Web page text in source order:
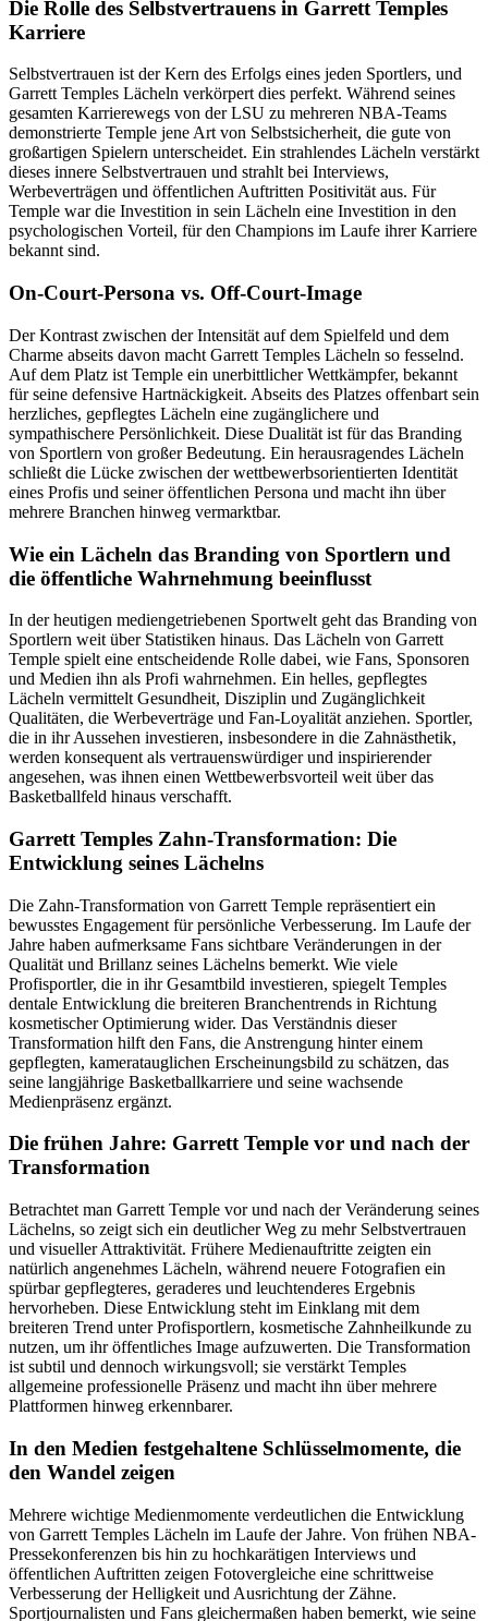
Die Rolle des Selbstvertrauens in Garrett Temples
Karriere
Selbstvertrauen ist der Kern des Erfolgs eines jeden Sportlers, und
Garrett Temples Lächeln verkörpert dies perfekt. Während seines
gesamten Karrierewegs von der LSU zu mehreren NBA-Teams
demonstrierte Temple jene Art von Selbstsicherheit, die gute von
großartigen Spielern unterscheidet. Ein strahlendes Lächeln verstärkt
dieses innere Selbstvertrauen und strahlt bei Interviews,
Werbeverträgen und öffentlichen Auftritten Positivität aus. Für
Temple war die Investition in sein Lächeln eine Investition in den
psychologischen Vorteil, für den Champions im Laufe ihrer Karriere
bekannt sind.
On-Court-Persona vs. Off-Court-Image
Der Kontrast zwischen der Intensität auf dem Spielfeld und dem
Charme abseits davon macht Garrett Temples Lächeln so fesselnd.
Auf dem Platz ist Temple ein unerbittlicher Wettkämpfer, bekannt
für seine defensive Hartnäckigkeit. Abseits des Platzes offenbart sein
herzliches, gepflegtes Lächeln eine zugänglichere und
sympathischere Persönlichkeit. Diese Dualität ist für das Branding
von Sportlern von großer Bedeutung. Ein herausragendes Lächeln
schließt die Lücke zwischen der wettbewerbsorientierten Identität
eines Profis und seiner öffentlichen Persona und macht ihn über
mehrere Branchen hinweg vermarktbar.
Wie ein Lächeln das Branding von Sportlern und
die öffentliche Wahrnehmung beeinflusst
In der heutigen mediengetriebenen Sportwelt geht das Branding von
Sportlern weit über Statistiken hinaus. Das Lächeln von Garrett
Temple spielt eine entscheidende Rolle dabei, wie Fans, Sponsoren
und Medien ihn als Profi wahrnehmen. Ein helles, gepflegtes
Lächeln vermittelt Gesundheit, Disziplin und Zugänglichkeit
Qualitäten, die Werbeverträge und Fan-Loyalität anziehen. Sportler,
die in ihr Aussehen investieren, insbesondere in die Zahnästhetik,
werden konsequent als vertrauenswürdiger und inspirierender
angesehen, was ihnen einen Wettbewerbsvorteil weit über das
Basketballfeld hinaus verschafft.
Garrett Temples Zahn-Transformation: Die
Entwicklung seines Lächelns
Die Zahn-Transformation von Garrett Temple repräsentiert ein
bewusstes Engagement für persönliche Verbesserung. Im Laufe der
Jahre haben aufmerksame Fans sichtbare Veränderungen in der
Qualität und Brillanz seines Lächelns bemerkt. Wie viele
Profisportler, die in ihr Gesamtbild investieren, spiegelt Temples
dentale Entwicklung die breiteren Branchentrends in Richtung
kosmetischer Optimierung wider. Das Verständnis dieser
Transformation hilft den Fans, die Anstrengung hinter einem
gepflegten, kameratauglichen Erscheinungsbild zu schätzen, das
seine langjährige Basketballkarriere und seine wachsende
Medienpräsenz ergänzt.
Die frühen Jahre: Garrett Temple vor und nach der
Transformation
Betrachtet man Garrett Temple vor und nach der Veränderung seines
Lächelns, so zeigt sich ein deutlicher Weg zu mehr Selbstvertrauen
und visueller Attraktivität. Frühere Medienauftritte zeigten ein
natürlich angenehmes Lächeln, während neuere Fotografien ein
spürbar gepflegteres, geraderes und leuchtenderes Ergebnis
hervorheben. Diese Entwicklung steht im Einklang mit dem
breiteren Trend unter Profisportlern, kosmetische Zahnheilkunde zu
nutzen, um ihr öffentliches Image aufzuwerten. Die Transformation
ist subtil und dennoch wirkungsvoll; sie verstärkt Temples
allgemeine professionelle Präsenz und macht ihn über mehrere
Plattformen hinweg erkennbarer.
In den Medien festgehaltene Schlüsselmomente, die
den Wandel zeigen
Mehrere wichtige Medienmomente verdeutlichen die Entwicklung
von Garrett Temples Lächeln im Laufe der Jahre. Von frühen NBA-
Pressekonferenzen bis hin zu hochkarätigen Interviews und
öffentlichen Auftritten zeigen Fotovergleiche eine schrittweise
Verbesserung der Helligkeit und Ausrichtung der Zähne.
Sportjournalisten und Fans gleichermaßen haben bemerkt, wie seine